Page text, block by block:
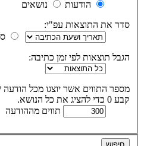
הודעות
נושאים
סדר את התוצאות עפ"י:
הגבל תוצאות לפי זמן כתיבה:
מספר התווים אשר יוצגו מכל
קבע 0 כדי להציג את כל הנושא.
תווים מההודעה